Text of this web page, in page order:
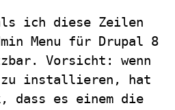
ich diese Zeilen
Menu für Drupal 8
Vorsicht: wenn
zu installieren, hat
dass es einem die